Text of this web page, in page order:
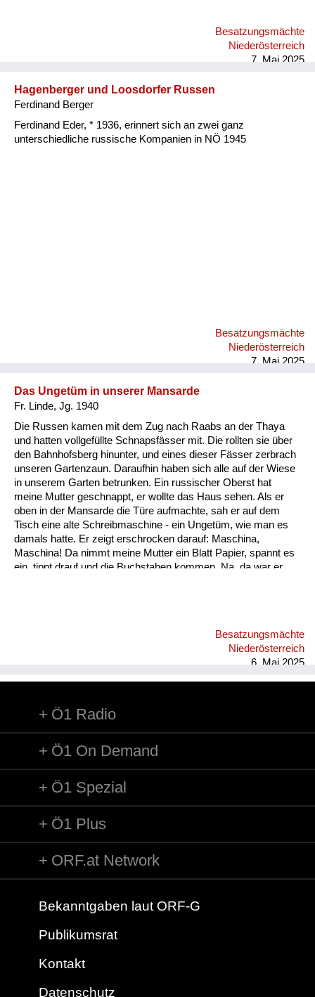
Besatzungsmächte
Niederösterreich
7. Mai 2025
Hagenberger und Loosdorfer Russen
Ferdinand Berger
Ferdinand Eder, * 1936, erinnert sich an zwei ganz
unterschiedliche russische Kompanien in NÖ 1945
Besatzungsmächte
Niederösterreich
7. Mai 2025
Das Ungetüm in unserer Mansarde
Fr. Linde, Jg. 1940
Die Russen kamen mit dem Zug nach Raabs an der Thaya
und hatten vollgefüllte Schnapsfässer mit. Die rollten sie über
den Bahnhofsberg hinunter, und eines dieser Fässer zerbrach
unseren Gartenzaun. Daraufhin haben sich alle auf der Wiese
in unserem Garten betrunken. Ein russischer Oberst hat
meine Mutter geschnappt, er wollte das Haus sehen. Als er
oben in der Mansarde die Türe aufmachte, sah er auf dem
Tisch eine alte Schreibmaschine - ein Ungetüm, wie man es
damals hatte. Er zeigt erschrocken darauf: Maschina,
Maschina! Da nimmt meine Mutter ein Blatt Papier, spannt es
ein, tippt drauf und die Buchstaben kommen. Na, da war er
Besatzungsmächte
Niederösterreich
6. Mai 2025
Ö1 Radio
Ö1 On Demand
Ö1 Spezial
Ö1 Plus
ORF.at Network
Bekanntgaben laut ORF-G
Publikumsrat
Kontakt
Datenschutz